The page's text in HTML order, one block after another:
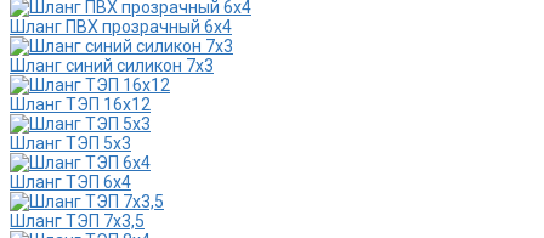
Шланг ПВХ прозрачный 6х4
Шланг синий силикон 7х3
Шланг ТЭП 16х12
Шланг ТЭП 5х3
Шланг ТЭП 6х4
Шланг ТЭП 7х3,5